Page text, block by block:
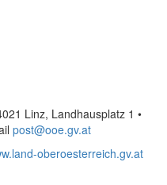
Linz, Landhausplatz 1 •
post@ooe.gv.at
oberoesterreich.gv.at